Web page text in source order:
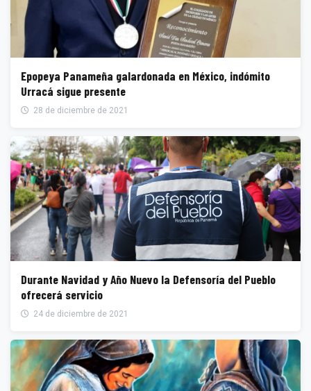
Epopeya Panameña galardonada en México, indómito
Urracá sigue presente
28 de diciembre de 2021
Durante Navidad y Año Nuevo la Defensoría del Pueblo
ofrecerá servicio
24 de diciembre de 2021